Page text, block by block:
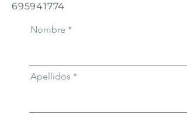
695941774
Nombre
Apellidos